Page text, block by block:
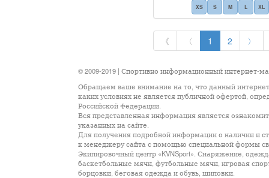
XS S M L XL
《 〈 1 2 〉
© 2009-2019 | Спортивно информационный интернет-
Обращаем ваше внимание на то, что данный
каких условиях не является публичной офертой,
Российской Федерации.
Вся представленная информация является
указанных на сайте.
Для получения подробной информации о наличии и
к менеджеру сайта с помощью специальной формы
Экипировочный центр «KVNSport». Снаряжение,
баскетбольные мячи, футбольные мячи, игровая
борцовки, беговая одежда и обувь, шиповки.